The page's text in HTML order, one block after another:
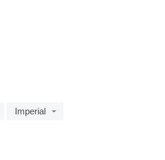
Imperial